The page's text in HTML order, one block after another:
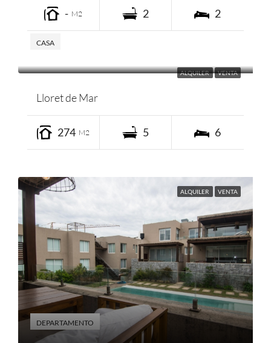
- M2 2 2
ALQUILER VENTA
Lloret de Mar
274 M2 5 6
CASA
ALQUILER VENTA
DEPARTAMENTO